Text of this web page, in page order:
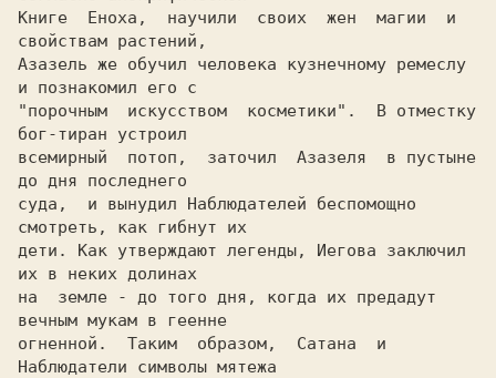
Книге  Еноха,  научили  своих  жен  магии  и
свойствам растений,
Азазель же обучил человека кузнечному ремеслу
и познакомил его с
"порочным  искусством  косметики".  В отместку
бог-тиран устроил
всемирный  потоп,  заточил  Азазеля  в пустыне
до дня последнего
суда,  и вынудил Наблюдателей беспомощно
смотреть, как гибнут их
дети. Как утверждают легенды, Иегова заключил
их в неких долинах
на  земле - до того дня, когда их предадут
вечным мукам в геенне
огненной.  Таким  образом,  Сатана  и
Наблюдатели символы мятежа